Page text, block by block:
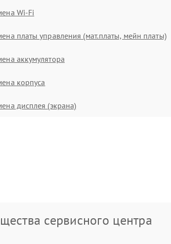
Wi-Fi
платы управления (мат.платы, мейн платы)
аккумулятора
корпуса
дисплея (экрана)
сервисного центра